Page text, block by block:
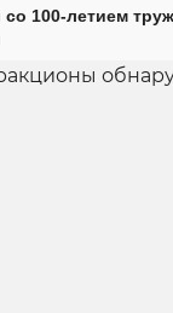
100-летием